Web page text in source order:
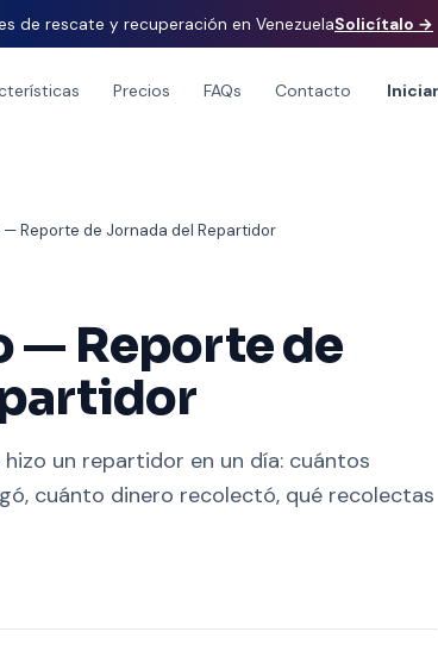
de rescate y recuperación en VenezuelaSolicítalo →
Precios FAQs Contacto
— Reporte de Jornada del Repartidor
— Reporte de
un repartidor en un día: cuántos
cuánto dinero recolectó, qué recolectas